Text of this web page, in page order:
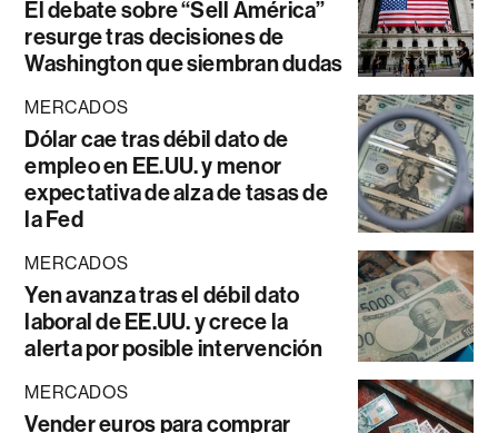
El debate sobre “Sell América”
resurge tras decisiones de
Washington que siembran dudas
MERCADOS
Dólar cae tras débil dato de
empleo en EE.UU. y menor
expectativa de alza de tasas de
la Fed
MERCADOS
Yen avanza tras el débil dato
laboral de EE.UU. y crece la
alerta por posible intervención
MERCADOS
Vender euros para comprar